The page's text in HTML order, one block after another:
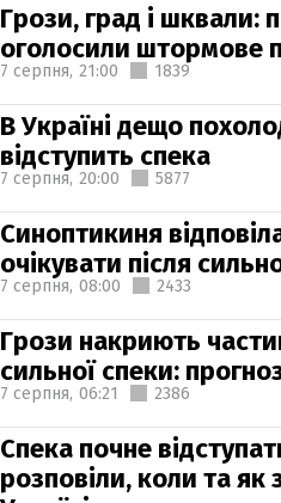
Грози, град і шквали:
оголосили штормове
7 серпня, 21:00 1839
В Україні дещо
відступить спека
7 серпня, 20:00 5877
Синоптикиня
очікувати після
7 серпня, 08:00 2433
Грози накриють
сильної спеки:
7 серпня, 06:21 2386
Спека почне
розповіли, коли та як